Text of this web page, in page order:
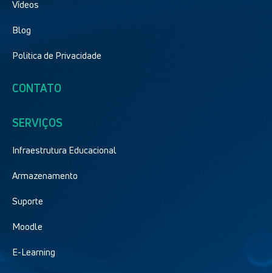
Vídeos
Blog
Politica de Privacidade
CONTATO
SERVIÇOS
Infraestrutura Educacional
Armazenamento
Suporte
Moodle
E-Learning